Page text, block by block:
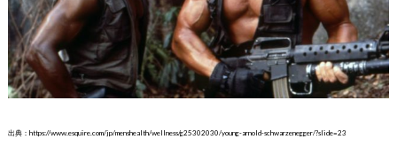
出典：https://www.esquire.com/jp/menshealth/wellness/g25302030/young-arnold-schwarzenegger/?slide=23